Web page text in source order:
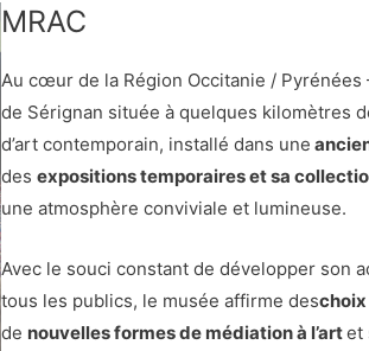
MRAC
Au cœur de la Région Occitanie / Pyrénées
de Sérignan située à quelques kilomètres
d’art contemporain, installé dans une
des expositions temporaires et sa
une atmosphère conviviale et lumineuse.
Avec le souci constant de développer son
tous les publics, le musée affirme des
de nouvelles formes de médiation à l’artet